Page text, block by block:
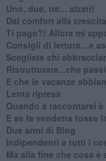
Uno, due, tre... alzati!​
​Dal comfort alla crescita
​Ti pago?! Allora mi
​Consigli di lettura…e
​Scegliete chi
​Ristrutturare...che
​E che le vacanze
​Lenta ripresa
​Quando a raccontarsi
​E se la vendetta fosse
​Due anni di Blog
​Indipendenti a tutti i
​Ma alla fine che cosa è